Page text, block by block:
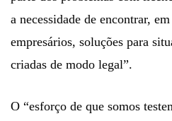
a necessidade de encontrar,
empresários, soluções para
criadas de modo legal”.
O “esforço de que somos